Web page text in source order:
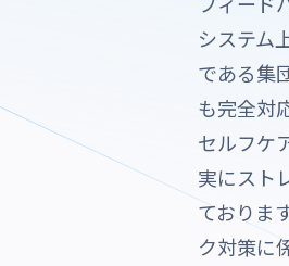
システム
である集
も完全対
セルフケ
実にスト
ておりま
ク対策に